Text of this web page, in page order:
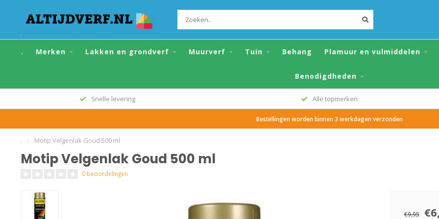
. Merken Lakken en grondverf Muurverf Tuin Behang Plamuur en vulmiddelen
Benodigdheden
Snelle levering Alle topmerken
Bestellingen worden binnen 3 werkdagen verzonden
. / Motip Velgenlak Goud 500 ml
Motip Velgenlak Goud 500 ml
Motip Velgenlak Goud 500 ml
0 beoordelingen
€9,95